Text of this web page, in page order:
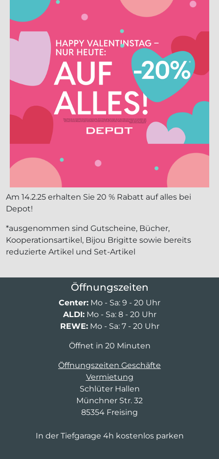
Am 14.2.25 erhalten Sie 20 % Rabatt auf alles bei
Depot!
*ausgenommen sind Gutscheine, Bücher,
Kooperationsartikel, Bijou Brigitte sowie bereits
reduzierte Artikel und Set-Artikel
Öffnungszeiten
Center: Mo - Sa: 9 - 20 Uhr
ALDI:Mo - Sa: 8 - 20 Uhr
REWE:Mo - Sa: 7 - 20 Uhr
Öffnet in 20 Minuten
Öffnungszeiten Geschäfte
Vermietung
Schlüter Hallen
Münchner Str. 32
85354 Freising
In der Tiefgarage 4h kostenlos parken